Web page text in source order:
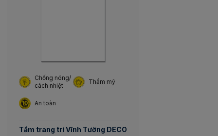
Chống nóng/
cách nhiệt
Thẩm mỹ
An toàn
Tấm trang trí Vĩnh Tường DECO